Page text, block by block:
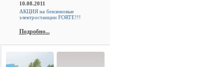
10.08.2011
АКЦИЯ на бензиновые
электростанции FORTE!!!
Подробно...